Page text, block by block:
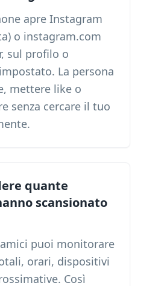
apre Instagram
o instagram.com
sul profilo o
La persona
mettere like o
senza cercare il tuo
quante
scansionato
puoi monitorare
orari, dispositivi
Così